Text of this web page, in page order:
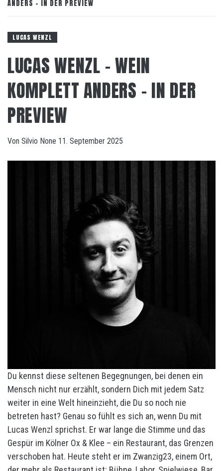
ANDERS – IN DER PREVIEW
LUCAS WENZL
LUCAS WENZL – WEIN
KOMPLETT ANDERS – IN DER
PREVIEW
Von Silvio None 11. September 2025
Du kennst diese seltenen Begegnungen, bei denen ein
Mensch nicht nur erzählt, sondern Dich mit jedem Satz
weiter in eine Welt hineinzieht, die Du so noch nie
betreten hast? Genau so fühlt es sich an, wenn Du mit
Lucas Wenzl sprichst. Er war lange die Stimme und das
Gespür im Kölner Ox & Klee – ein Restaurant, das Grenzen
verschoben hat. Heute steht er im Zwanzig23, einem Ort,